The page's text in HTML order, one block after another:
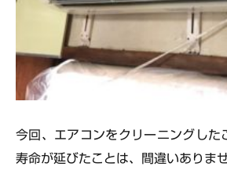
今回、エアコンをクリーニングした
寿命が延びたことは、間違いありませ